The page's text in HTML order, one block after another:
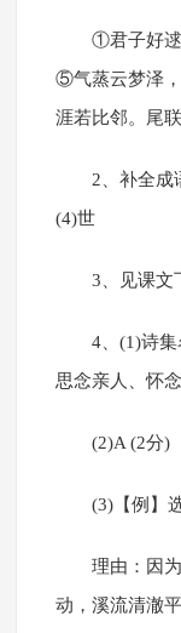
①君子好
⑤气蒸云梦泽
涯若比邻。尾
2、补全成
(4)世
3、见课文
4、(1)诗
思念亲人、怀
(2)A (2分)
(3)【例】
理由：因
动，溪流清澈